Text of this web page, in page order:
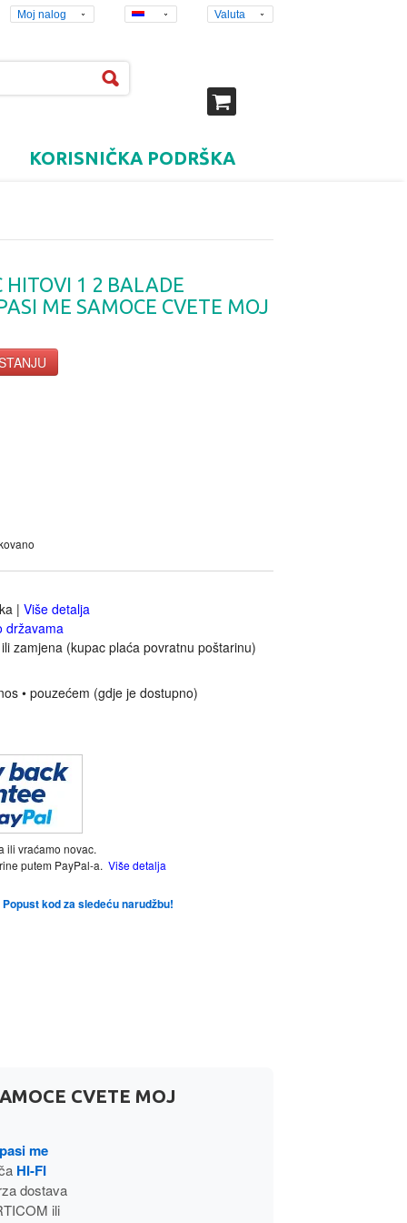
Moj nalog Valuta
KORISNIČKA PODRŠKA
HITOVI 1 2 BALADE
ME SAMOCE CVETE MOJ
| Više detalja
državama
zamjena (kupac plaća povratnu poštarinu)
• pouzećem (gdje je dostupno)
ili vraćamo novac.
putem PayPal-a. Više detalja
kod za sledeću narudžbu!
CVETE MOJ
me
HI-FI
dostava
ili